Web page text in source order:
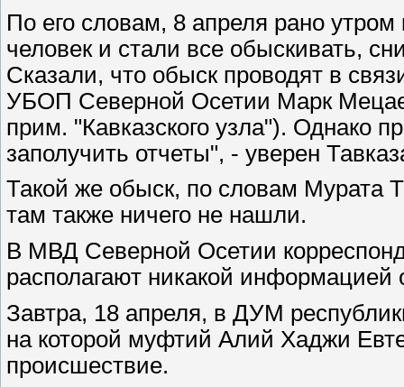
По его словам, 8 апреля рано
человек и стали все обыскивать,
Сказали, что обыск проводят в
УБОП Северной Осетии Марк
прим. "Кавказского узла"). Однако
заполучить отчеты", - уверен
Такой же обыск, по словам Мурата
там также ничего не нашли.
В МВД Северной Осетии
располагают никакой
Завтра, 18 апреля, в ДУМ
на которой муфтий Алий Хаджи
происшествие.